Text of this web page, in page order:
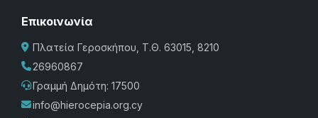
Επικοινωνία
Πλατεία Γεροσκήπου, Τ.Θ. 63015, 8210
26960867
Γραμμή Δημότη: 17500
info@hierocepia.org.cy